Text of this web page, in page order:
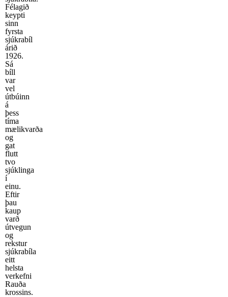
Félagið
keypti
sinn
fyrsta
sjúkrabíl
árið
1926.
Sá
bíll
var
vel
útbúinn
á
þess
tíma
mælikvarða
og
gat
flutt
tvo
sjúklinga
í
einu.
Eftir
þau
kaup
varð
útvegun
og
rekstur
sjúkrabíla
eitt
helsta
verkefni
Rauða
krossins.